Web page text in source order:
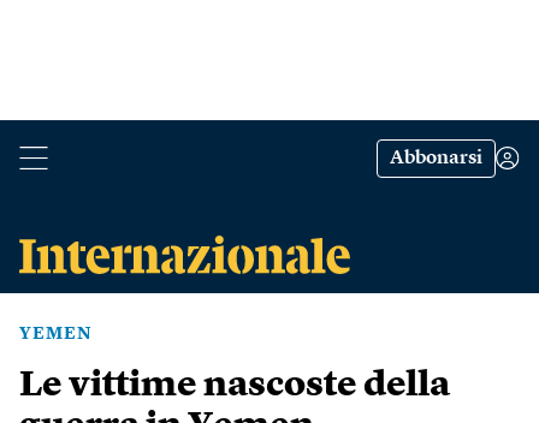
Abbonarsi
YEMEN
Le vittime nascoste della